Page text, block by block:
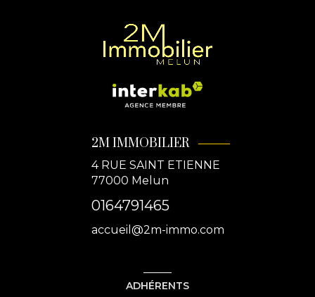
2M IMMOBILIER
4 RUE SAINT ETIENNE
77000 Melun
0164791465
accueil@2m-immo.com
ADHÉRENTS